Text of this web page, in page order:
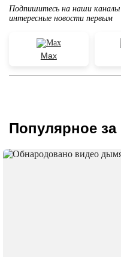
Подпишитесь на наши
интересные новости первым
Max
Популярное